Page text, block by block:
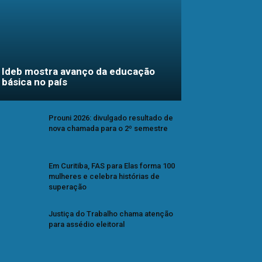
Ideb mostra avanço da educação
básica no país
Prouni 2026: divulgado resultado de
nova chamada para o 2º semestre
Em Curitiba, FAS para Elas forma 100
mulheres e celebra histórias de
superação
Justiça do Trabalho chama atenção
para assédio eleitoral